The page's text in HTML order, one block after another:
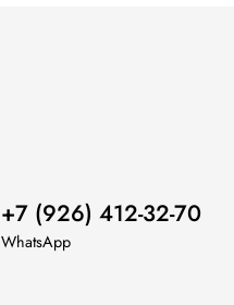
+7 (926) 412-32-70
WhatsApp